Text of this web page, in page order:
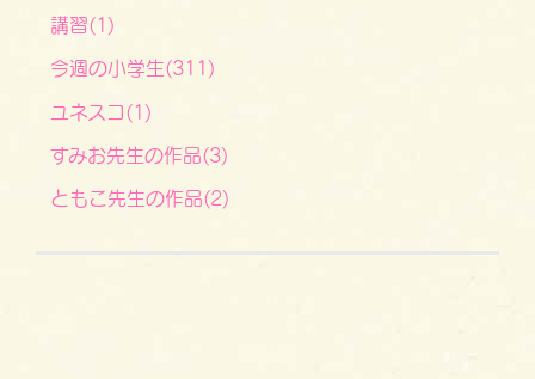
講習(1)
今週の小学生(311)
ユネスコ(1)
すみお先生の作品(3)
ともこ先生の作品(2)